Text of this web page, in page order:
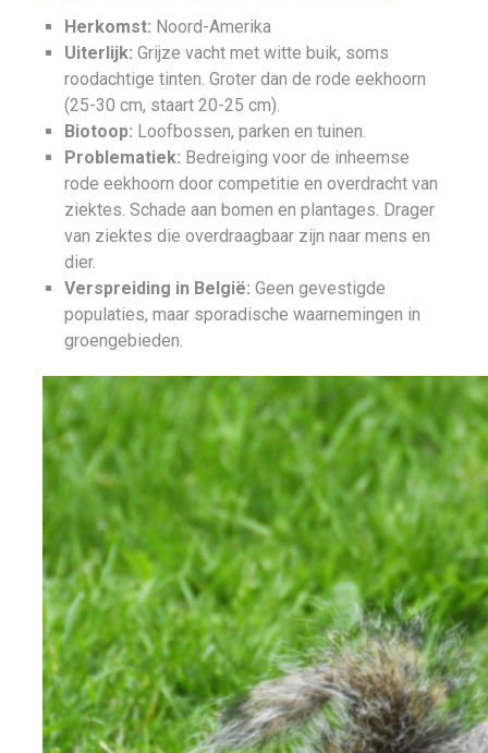
Herkomst: Noord-Amerika
Uiterlijk: Grijze vacht met witte buik, soms
roodachtige tinten. Groter dan de rode eekhoorn
(25-30 cm, staart 20-25 cm).
Biotoop: Loofbossen, parken en tuinen.
Problematiek: Bedreiging voor de inheemse
rode eekhoorn door competitie en overdracht van
ziektes. Schade aan bomen en plantages. Drager
van ziektes die overdraagbaar zijn naar mens en
dier.
Verspreiding in België: Geen gevestigde
populaties, maar sporadische waarnemingen in
groengebieden.